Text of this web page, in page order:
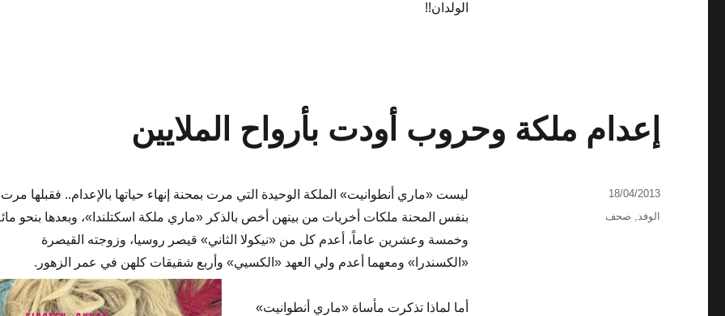
الولدان!!
إعدام ملكة وحروب أودت بأرواح الملايين
ليست «ماري أنطوانيت» الملكة الوحيدة التي مرت بمحنة إنهاء حياتها بالإعدام.. فقبلها مرت
بنفس المحنة ملكات أخريات من بينهن أخص بالذكر «ماري ملكة اسكتلندا»، وبعدها بنحو
وخمسة وعشرين عاماً، أعدم كل من «نيكولا الثاني» قيصر روسيا، وزوجته القيصرة
«الكسندرا» ومعهما أعدم ولي العهد «الكسيي» وأربع شقيقات كلهن في عمر الزهور.
أما لماذا تذكرت مأساة «ماري أنطوانيت»
نُشرت
في
18/04/2013
التصنيفات
الوفد, صحف